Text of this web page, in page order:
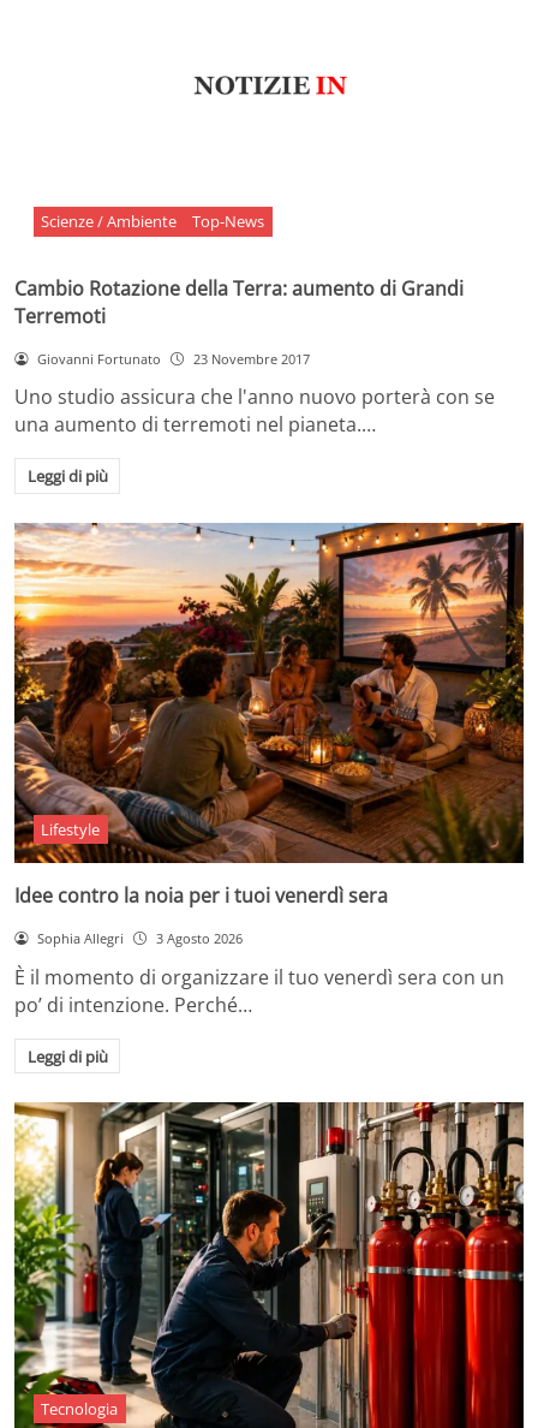
Scienze / Ambiente Top-News
Cambio Rotazione della Terra: aumento di Grandi
Terremoti
Giovanni Fortunato 23 Novembre 2017
Uno studio assicura che l'anno nuovo porterà con se
una aumento di terremoti nel pianeta.…
Leggi di più
Lifestyle
Idee contro la noia per i tuoi venerdì sera
Sophia Allegri 3 Agosto 2026
È il momento di organizzare il tuo venerdì sera con un
po’ di intenzione. Perché…
Leggi di più
Tecnologia